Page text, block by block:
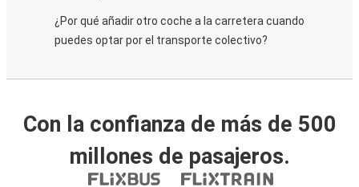
¿Por qué añadir otro coche a la carretera cuando
puedes optar por el transporte colectivo?
Con la confianza de más de 500
millones de pasajeros.